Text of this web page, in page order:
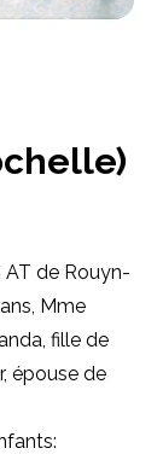
AT de Rouyn-
Mme
fille de
épouse de